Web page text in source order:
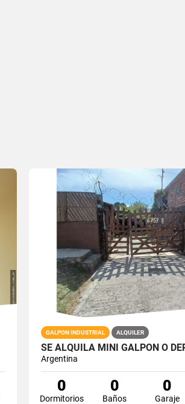
GALPON INDUSTRIAL ALQUILER
Argentina
0
Dormitorios
0
Baños
0
Garaje